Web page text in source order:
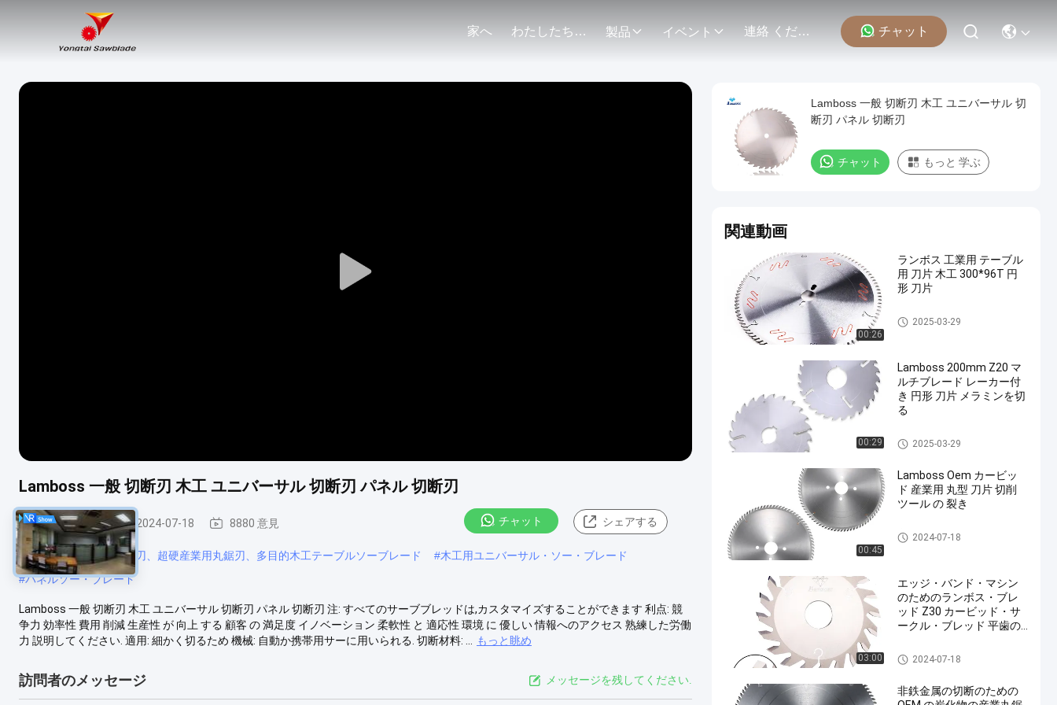
家へ わたしたち に つい て 製品 イベント 連絡 ください チャット
Play
Lamboss 一般 切断刃 木工 ユニバーサル 切断刃 パネル 切断刃
産業円の鋸歯 2024-07-18 8880 意見 チャット シェアする
#ポータブル産業用丸鋸刃、超硬産業用丸鋸刃、多目的木工テーブルソーブレード #木工用ユニバーサル・ソー・ブレード
#パネルソー・ブレード
Lamboss 一般 切断刃 木工 ユニバーサル 切断刃 パネル 切断刃 注: すべてのサーブブレッドは,カスタマイズすることができます 利点: 競
争力 効率性 費用 削減 生産性 が 向上 する 顧客 の 満足度 イノベーション 柔軟性 と 適応性 環境 に 優しい 情報へのアクセス 熟練した労働
力 説明してください. 適用: 細かく切るため 機械: 自動か携帯用サーに用いられる. 切断材料: ...
もっと眺め
訪問者のメッセージ メッセージを残してください.
Lamboss 一般 切断刃 木工 ユニバーサル 切
断刃 パネル 切断刃
チャット もっと 学ぶ
関連動画
00:26
ランボス 工業用 テーブル
用 刀片 木工 300*96T 円
形 刀片
TCTの円の鋸歯
2025-03-29
00:29
Lamboss 200mm Z20 マ
ルチブレード レーカー付
き 円形 刀片 メラミンを切
る
産業円の鋸歯
2025-03-29
00:45
Lamboss Oem カービッ
ド 産業用 丸型 刀片 切削
ツール の 裂き
産業円の鋸歯
2024-07-18
03:00
エッジ・バンド・マシン
のためのランボス・ブレ
ッド Z30 カービッド・サ
ークル・ブレッド 平歯の
産業円の鋸歯
2024-07-18
非鉄金属の切断のための